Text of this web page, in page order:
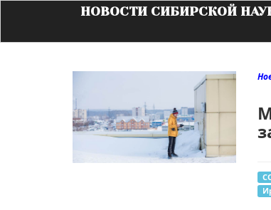
НОВОСТИ СИБИРСКОЙ